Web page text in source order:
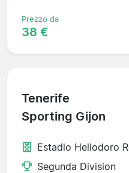
Prezzo da
38 €
Tenerife
Sporting Gijon
Estadio Heliodoro
Segunda Division